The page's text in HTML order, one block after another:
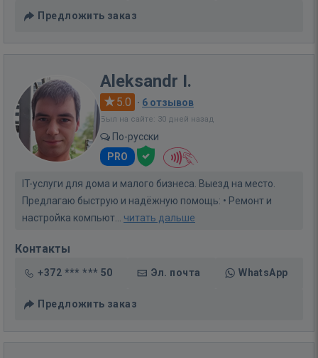
Предложить заказ
Aleksandr I.
5.0 · 6 отзывов
Был на сайте: 30 дней назад
По-русски
PRO
IT-услуги для дома и малого бизнеса. Выезд на место.
Предлагаю быструю и надёжную помощь: • Ремонт и
настройка компьют... читать дальше
Контакты
+372 *** *** 50 Эл. почта WhatsApp
Предложить заказ